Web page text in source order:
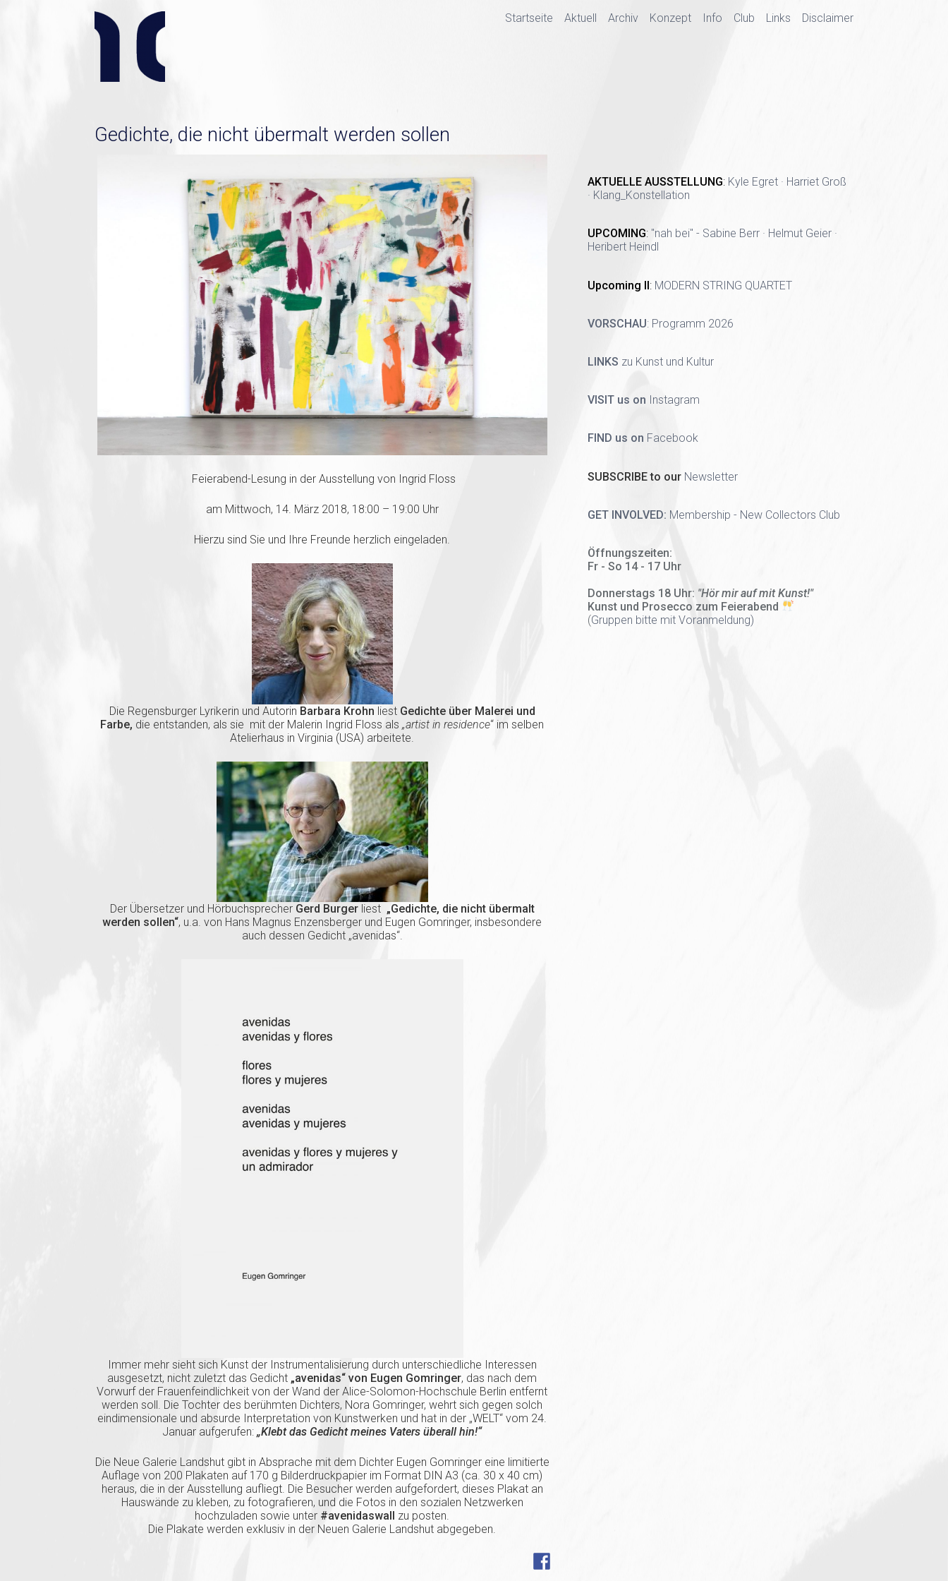
Startseite Aktuell Archiv Konzept Info Club Links Disclaimer
Gedichte, die nicht übermalt werden sollen
Feierabend-Lesung in der Ausstellung von Ingrid Floss
am Mittwoch, 14. März 2018, 18:00 – 19:00 Uhr
Hierzu sind Sie und Ihre Freunde herzlich eingeladen.
Die Regensburger Lyrikerin und Autorin Barbara Krohn liest Gedichte über Malerei und
Farbe, die entstanden, als sie mit der Malerin Ingrid Floss als„artist in residence“ im selben
Atelierhaus in Virginia (USA) arbeitete.
Der Übersetzer und Hörbuchsprecher Gerd Burgerliest „Gedichte, die nicht übermalt
werden sollen“, u.a. von Hans Magnus Enzensberger und Eugen Gomringer, insbesondere
auch dessen Gedicht „avenidas“.
Immer mehr sieht sich Kunst der Instrumentalisierung durch unterschiedliche Interessen
ausgesetzt, nicht zuletzt das Gedicht „avenidas“ von Eugen Gomringer, das nach dem
Vorwurf der Frauenfeindlichkeit von der Wand der Alice-Solomon-Hochschule Berlin entfernt
werden soll. Die Tochter des berühmten Dichters, Nora Gomringer, wehrt sich gegen solch
eindimensionale und absurde Interpretation von Kunstwerken und hat in der „WELT“ vom 24.
Januar aufgerufen:„Klebt das Gedicht meines Vaters überall hin!“
Die Neue Galerie Landshut gibt in Absprache mit dem Dichter Eugen Gomringer eine limitierte
Auflage von 200 Plakaten auf 170 g Bilderdruckpapier im Format DIN A3 (ca. 30 x 40 cm)
heraus, die in der Ausstellung aufliegt. Die Besucher werden aufgefordert, dieses Plakat an
Hauswände zu kleben, zu fotografieren, und die Fotos in den sozialen Netzwerken
hochzuladen sowie unter #avenidaswall zu posten.
Die Plakate werden exklusiv in der Neuen Galerie Landshut abgegeben.
AKTUELLE AUSSTELLUNG: Kyle Egret · Harriet Groß
· Klang_Konstellation
UPCOMING: "nah bei" - Sabine Berr · Helmut Geier ·
Heribert Heindl
Upcoming II: MODERN STRING QUARTET
VORSCHAU: Programm 2026
LINKS zu Kunst und Kultur
VISIT us on Instagram
FIND us on Facebook
SUBSCRIBE to our Newsletter
GET INVOLVED: Membership - New Collectors Club
Öffnungszeiten:
Fr - So 14 - 17 Uhr
Donnerstags 18 Uhr: "Hör mir auf mit Kunst!"
Kunst und Prosecco zum Feierabend
(Gruppen bitte mit Voranmeldung)